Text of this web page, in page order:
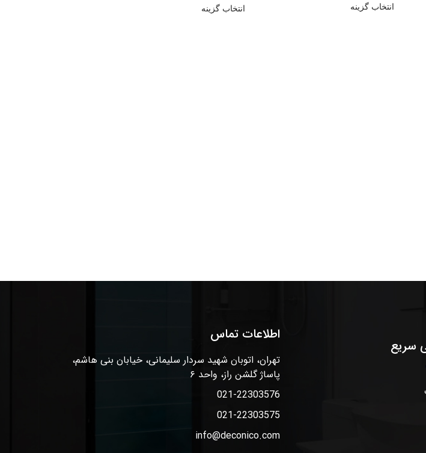
انتخاب گزینه انتخاب گزینه
سریع
اطلاعات تماس
تهران، اتوبان شهید سردار سلیمانی، خیابان بنی هاشم،
پاساژ گلشن راز، واحد ۶
021-22303576
021-22303575
info@deconico.com